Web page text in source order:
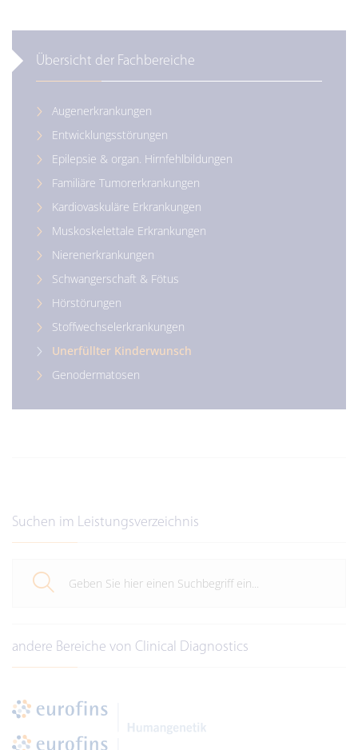
Übersicht der Fachbereiche
Augenerkrankungen
Entwicklungsstörungen
Epilepsie & organ. Hirnfehlbildungen
Familiäre Tumorerkrankungen
Kardiovaskuläre Erkrankungen
Muskoskelettale Erkrankungen
Nierenerkrankungen
Schwangerschaft & Fötus
Hörstörungen
Stoffwechselerkrankungen
Unerfüllter Kinderwunsch
Genodermatosen
Suchen im Leistungsverzeichnis
andere Bereiche von Clinical Diagnostics